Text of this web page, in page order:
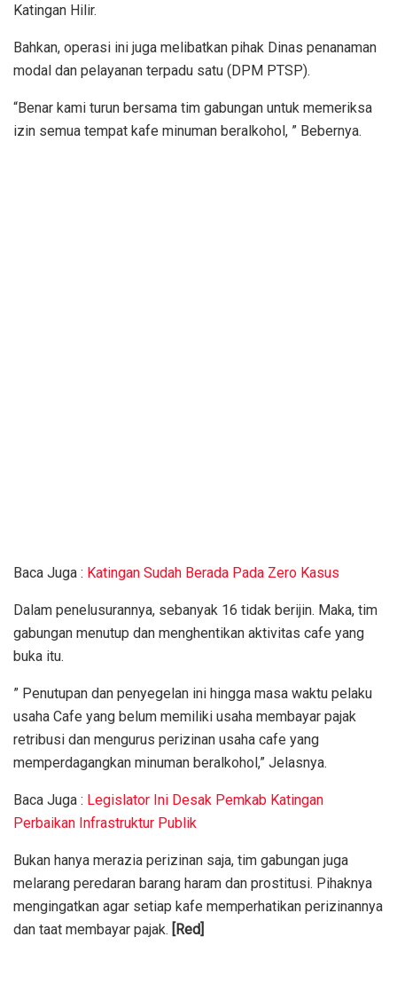
Katingan Hilir.
Bahkan, operasi ini juga melibatkan pihak Dinas penanaman
modal dan pelayanan terpadu satu (DPM PTSP).
“Benar kami turun bersama tim gabungan untuk memeriksa
izin semua tempat kafe minuman beralkohol, ” Bebernya.
Baca Juga : Katingan Sudah Berada Pada Zero Kasus
Dalam penelusurannya, sebanyak 16 tidak berijin. Maka, tim
gabungan menutup dan menghentikan aktivitas cafe yang
buka itu.
” Penutupan dan penyegelan ini hingga masa waktu pelaku
usaha Cafe yang belum memiliki usaha membayar pajak
retribusi dan mengurus perizinan usaha cafe yang
memperdagangkan minuman beralkohol,” Jelasnya.
Baca Juga : Legislator Ini Desak Pemkab Katingan
Perbaikan Infrastruktur Publik
Bukan hanya merazia perizinan saja, tim gabungan juga
melarang peredaran barang haram dan prostitusi. Pihaknya
mengingatkan agar setiap kafe memperhatikan perizinannya
dan taat membayar pajak. [Red]